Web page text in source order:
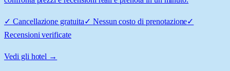
✓ Cancellazione gratuita✓ Nessun costo di prenotazione✓
Recensioni verificate
Vedi gli hotel →